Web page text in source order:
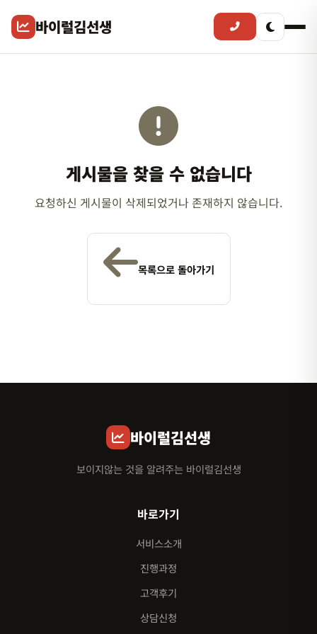
바이럴김선생
게시물을 찾을 수 없습니다
요청하신 게시물이 삭제되었거나 존재하지 않습니다.
목록으로 돌아가기
바이럴김선생
보이지않는 것을 알려주는 바이럴김선생
바로가기
서비스소개
진행과정
고객후기
상담신청